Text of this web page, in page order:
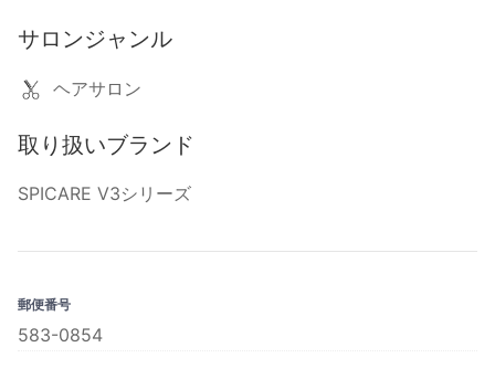
サロンジャンル
ヘアサロン
取り扱いブランド
SPICARE V3シリーズ
郵便番号
583-0854